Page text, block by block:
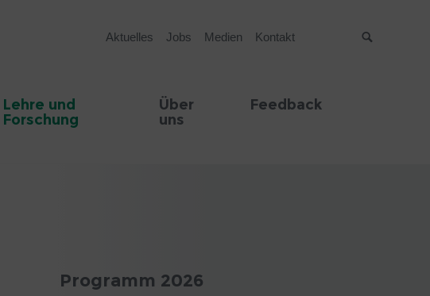
Aktuelles Jobs Medien Kontakt
Lehre und
Forschung
Über
uns
Feedback
Programm 2026